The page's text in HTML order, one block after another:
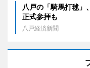
八戸の「騎馬打毬
正式参拝も
八戸経済新聞